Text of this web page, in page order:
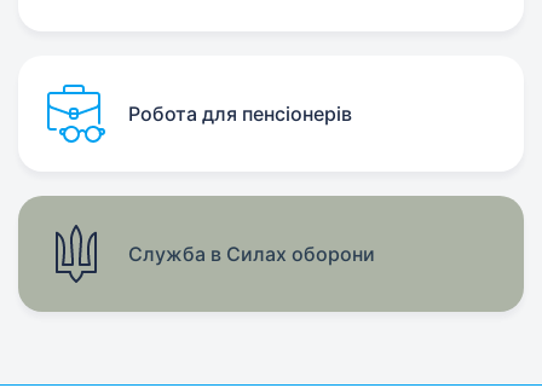
Робота для пенсіонерів
Служба в Силах оборони